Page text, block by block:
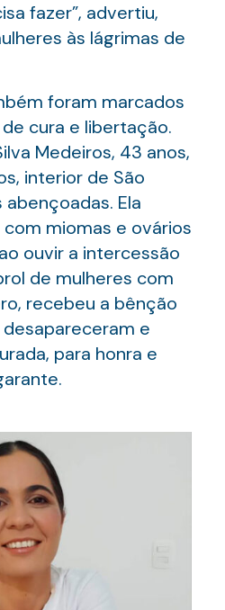
fazer”, advertiu,
às lágrimas de
foram marcados
cura e libertação.
Medeiros, 43 anos,
interior de São
abençoadas. Ela
miomas e ovários
ouvir a intercessão
de mulheres com
recebeu a bênção
desapareceram e
para honra e